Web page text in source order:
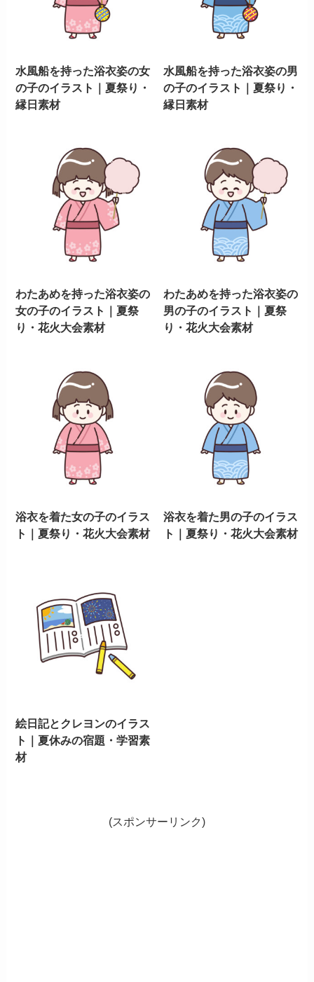
水風船を持った浴衣姿の女
の子のイラスト｜夏祭り・
縁日素材
水風船を持った浴衣姿の男
の子のイラスト｜夏祭り・
縁日素材
わたあめを持った浴衣姿の
女の子のイラスト｜夏祭
り・花火大会素材
わたあめを持った浴衣姿の
男の子のイラスト｜夏祭
り・花火大会素材
浴衣を着た女の子のイラス
ト｜夏祭り・花火大会素材
浴衣を着た男の子のイラス
ト｜夏祭り・花火大会素材
絵日記とクレヨンのイラス
ト｜夏休みの宿題・学習素
材
(スポンサーリンク)